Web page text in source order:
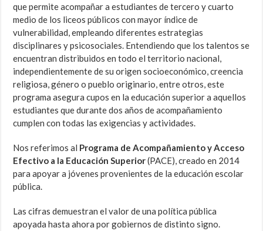
que permite acompañar a estudiantes de tercero y cuarto
medio de los liceos públicos con mayor índice de
vulnerabilidad, empleando diferentes estrategias
disciplinares y psicosociales. Entendiendo que los talentos se
encuentran distribuidos en todo el territorio nacional,
independientemente de su origen socioeconómico, creencia
religiosa, género o pueblo originario, entre otros, este
programa asegura cupos en la educación superior a aquellos
estudiantes que durante dos años de acompañamiento
cumplen con todas las exigencias y actividades.
Nos referimos al Programa de Acompañamiento y Acceso
Efectivo a la Educación Superior(PACE), creado en 2014
para apoyar a jóvenes provenientes de la educación escolar
pública.
Las cifras demuestran el valor de una política pública
apoyada hasta ahora por gobiernos de distinto signo.